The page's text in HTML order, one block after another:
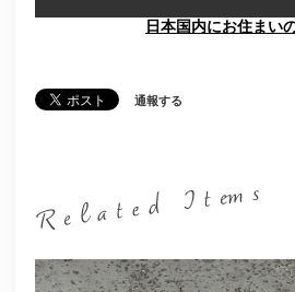
日本国内にお住まい
通報する